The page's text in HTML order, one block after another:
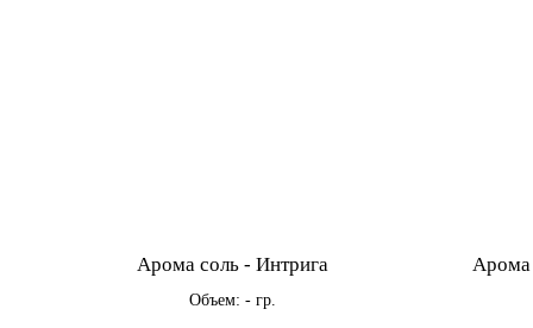
Арома соль - Интрига
Объем: - гр.
Арома